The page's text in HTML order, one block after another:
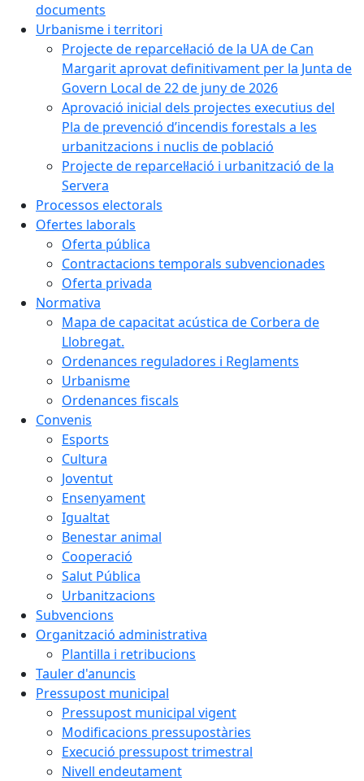
documents
Urbanisme i territori
Projecte de reparcel·lació de la UA de Can
Margarit aprovat definitivament per la Junta de
Govern Local de 22 de juny de 2026
Aprovació inicial dels projectes executius del
Pla de prevenció d’incendis forestals a les
urbanitzacions i nuclis de població
Projecte de reparcel·lació i urbanització de la
Servera
Processos electorals
Ofertes laborals
Oferta pública
Contractacions temporals subvencionades
Oferta privada
Normativa
Mapa de capacitat acústica de Corbera de
Llobregat.
Ordenances reguladores i Reglaments
Urbanisme
Ordenances fiscals
Convenis
Esports
Cultura
Joventut
Ensenyament
Igualtat
Benestar animal
Cooperació
Salut Pública
Urbanitzacions
Subvencions
Organització administrativa
Plantilla i retribucions
Tauler d'anuncis
Pressupost municipal
Pressupost municipal vigent
Modificacions pressupostàries
Execució pressupost trimestral
Nivell endeutament